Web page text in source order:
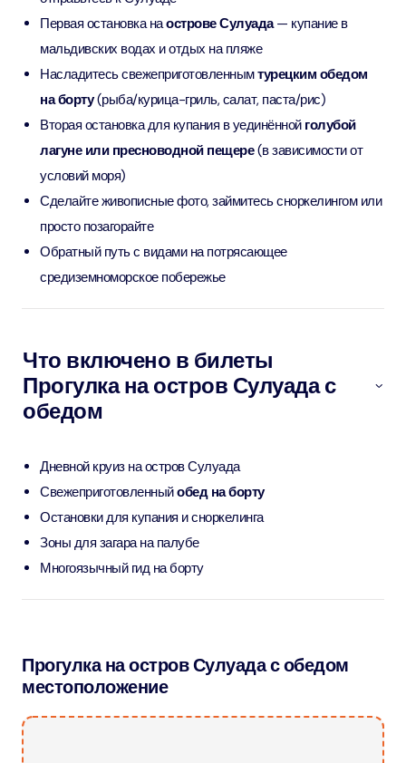
Первая остановка наострове Сулуада— купание в
мальдивских водах и отдых на пляже
Насладитесь свежеприготовленнымтурецким обедом
на борту(рыба/курица-гриль, салат, паста/рис)
Вторая остановка для купания в уединённой голубой
лагуне или пресноводной пещере(в зависимости от
условий моря)
Сделайте живописные фото, займитесь сноркелингом или
просто позагорайте
Обратный путь с видами на потрясающее
средиземноморское побережье
Что включено в билеты
Прогулка на остров Сулуада с
обедом
Дневной круиз на остров Сулуада
Свежеприготовленныйобед на борту
Остановки для купания и сноркелинга
Зоны для загара на палубе
Многоязычный гид на борту
Прогулка на остров Сулуада с обедом
местоположение